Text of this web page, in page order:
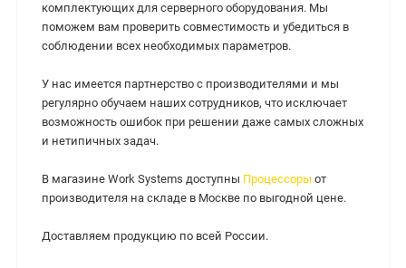
комплектующих для серверного оборудования. Мы
поможем вам проверить совместимость и убедиться в
соблюдении всех необходимых параметров.
У нас имеется партнерство с производителями и мы
регулярно обучаем наших сотрудников, что исключает
возможность ошибок при решении даже самых сложных
и нетипичных задач.
В магазине Work Systems доступны Процессоры от
производителя на складе в Москве по выгодной цене.
Доставляем продукцию по всей России.